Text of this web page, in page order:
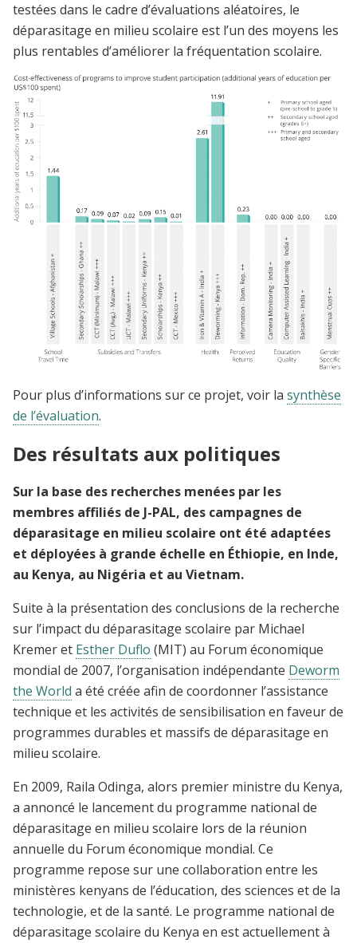
testées dans le cadre d’évaluations aléatoires, le
déparasitage en milieu scolaire est l’un des moyens les
plus rentables d’améliorer la fréquentation scolaire.
Pour plus d’informations sur ce projet, voir la synthèse
de l’évaluation.
Des résultats aux politiques
Sur la base des recherches menées par les
membres affiliés de J-PAL, des campagnes de
déparasitage en milieu scolaire ont été adaptées
et déployées à grande échelle en Éthiopie, en Inde,
au Kenya, au Nigéria et au Vietnam.
Suite à la présentation des conclusions de la recherche
sur l’impact du déparasitage scolaire par Michael
Kremer et Esther Duflo (MIT) au Forum économique
mondial de 2007, l’organisation indépendante Deworm
the World a été créée afin de coordonner l’assistance
technique et les activités de sensibilisation en faveur de
programmes durables et massifs de déparasitage en
milieu scolaire.
En 2009, Raila Odinga, alors premier ministre du Kenya,
a annoncé le lancement du programme national de
déparasitage en milieu scolaire lors de la réunion
annuelle du Forum économique mondial. Ce
programme repose sur une collaboration entre les
ministères kenyans de l’éducation, des sciences et de la
technologie, et de la santé. Le programme national de
déparasitage scolaire du Kenya en est actuellement à